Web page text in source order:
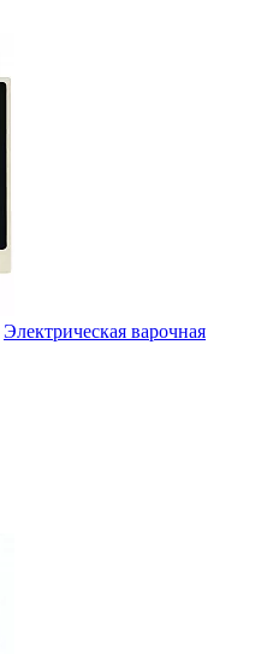
Электрическая варочная